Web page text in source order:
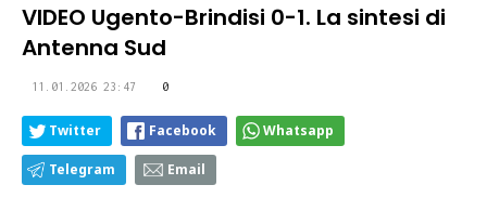
VIDEO Ugento-Brindisi 0-1. La sintesi di
Antenna Sud
11.01.2026 23:47 0
Twitter Facebook Whatsapp
Telegram Email